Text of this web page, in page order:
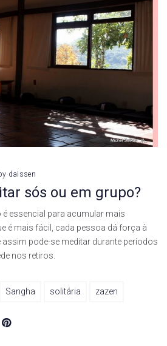
daissen
sós ou em grupo?
essencial para acumular mais
é mais fácil, cada pessoa dá força à
pode-se meditar durante períodos
nos retiros.
Sangha solitária zazen
Pinterest